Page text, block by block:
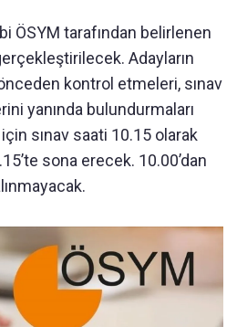
ÖSYM tarafından belirlenen
Adayların
kontrol etmeleri, sınav
yanında bulundurmaları
sınav saati 10.15 olarak
sona erecek. 10.00’dan